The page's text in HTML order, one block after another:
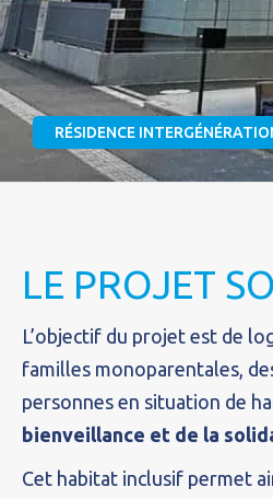
RÉSIDENCE
LE PROJET
L’objectif du projet est de
familles monoparentales,
personnes en situation de
bienveillance et de la
Cet habitat inclusif permet